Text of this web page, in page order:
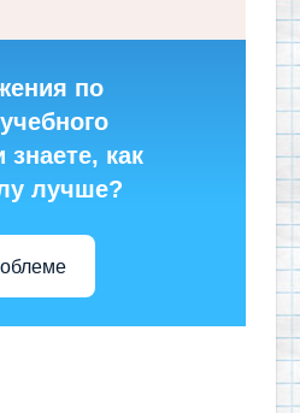
по
знаете, как
лучше?